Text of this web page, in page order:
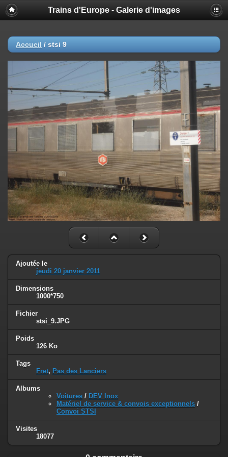
Trains d'Europe - Galerie d'images
Accueil / stsi 9
Ajoutée le
jeudi 20 janvier 2011
Dimensions
1000*750
Fichier
stsi_9.JPG
Poids
126 Ko
Tags
Fret, Pas des Lanciers
Albums
Voitures / DEV Inox
Matériel de service & convois exceptionnels /
Convoi STSI
Visites
18077